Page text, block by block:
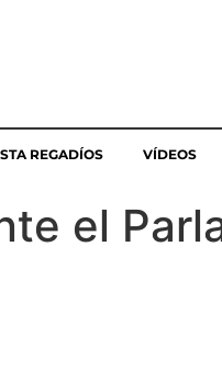
REGADÍOS VÍDEOS
el